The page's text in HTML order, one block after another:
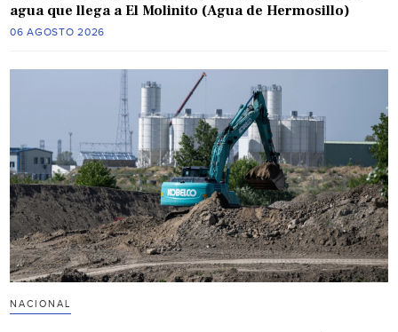
agua que llega a El Molinito (Agua de Hermosillo)
06 AGOSTO 2026
NACIONAL